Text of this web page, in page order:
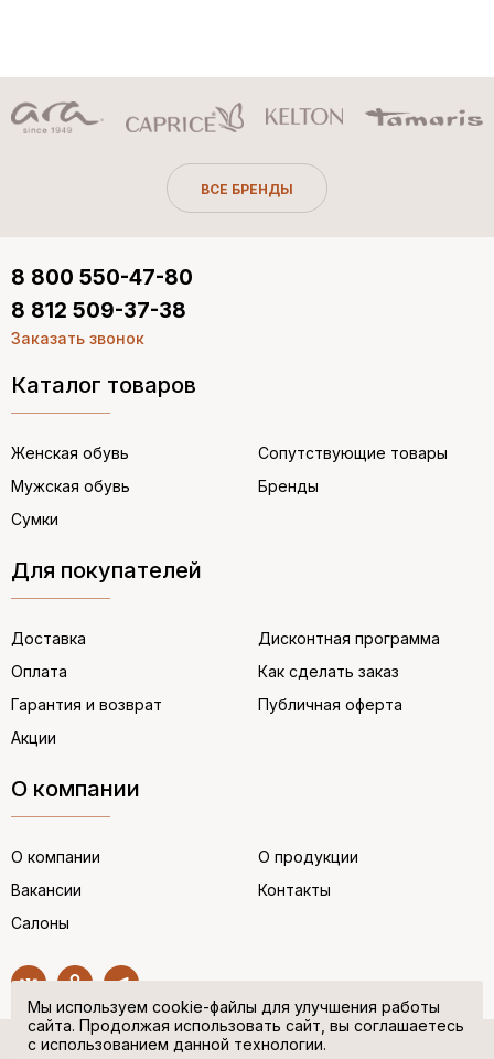
ВСЕ БРЕНДЫ
Каталог товаров
Женская обувь
Мужская обувь
Сумки
Сопутствующие товары
Бренды
Для покупателей
Доставка
Оплата
Гарантия и возврат
Акции
Дисконтная программа
Как сделать заказ
Публичная оферта
О компании
О компании
Вакансии
Салоны
О продукции
Контакты
8 800 550-47-80
8 812 509-37-38
Заказать звонок
© “НЕМЕЦКАЯ ОБУВЬ” 2017. Все права защищены.
Мы используем cookie-файлы для улучшения работы
сайта. Продолжая использовать сайт, вы соглашаетесь
с использованием данной технологии.